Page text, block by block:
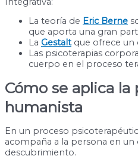
La teoría de Eric Berne
que aporta una gran
La Gestaltque ofrece un
Las psicoterapias
cuerpo en el proceso
Cómo se aplica la
humanista
En un proceso
acompaña a la persona en
descubrimiento.